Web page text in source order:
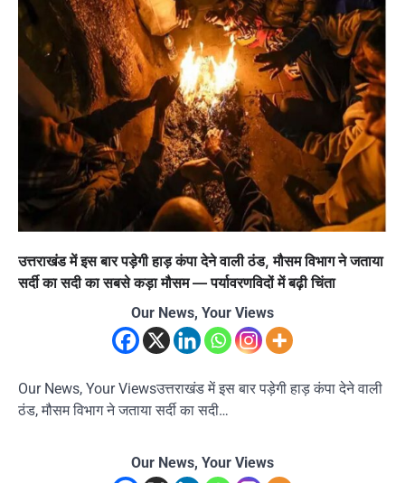
उत्तराखंड में इस बार पड़ेगी हाड़ कंपा देने वाली ठंड, मौसम विभाग ने जताया
सर्दी का सदी का सबसे कड़ा मौसम — पर्यावरणविदों में बढ़ी चिंता
Our News, Your Views
Our News, Your Viewsउत्तराखंड में इस बार पड़ेगी हाड़ कंपा देने वाली
ठंड, मौसम विभाग ने जताया सर्दी का सदी…
Our News, Your Views